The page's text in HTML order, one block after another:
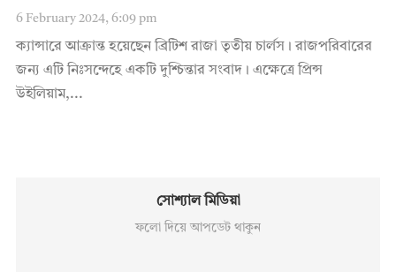
6 February 2024, 6:09 pm
ক্যান্সারে আক্রান্ত হয়েছেন ব্রিটিশ রাজা তৃতীয় চার্লস। রাজপরিবারের
জন্য এটি নিঃসন্দেহে একটি দুশ্চিন্তার সংবাদ। এক্ষেত্রে প্রিন্স
উইলিয়াম,...
সোশ্যাল মিডিয়া
ফলো দিয়ে আপডেট থাকুন